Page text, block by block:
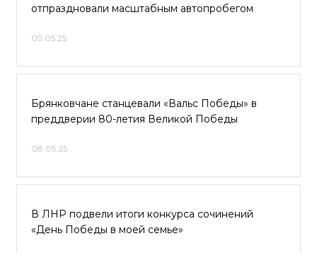
отпраздновали масштабным автопробегом
09.05.25
Брянковчане станцевали «Вальс Победы» в
преддверии 80-летия Великой Победы
08.05.25
В ЛНР подвели итоги конкурса сочинений
«День Победы в моей семье»